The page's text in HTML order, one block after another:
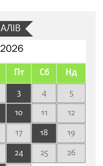
Пт Сб Нд
3 4
5
10 11
12
17 18
19
24 25
26